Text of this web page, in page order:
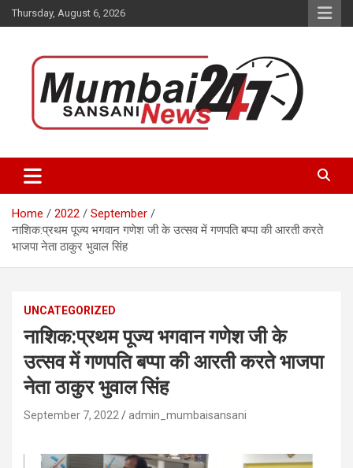
Skip
to
Thursday, August 6, 2026
Mumbai Sansani
time updates on recent news around the World.
Home 2022
September
नाशिक:प्रथम पूज्य भगवान गणेश जी के उत्सव में गणपति बप्पा की आरती करते
भाजपा नेता ठाकुर भुवाल सिंह
UNCATEGORIZED
नाशिक:प्रथम पूज्य भगवान गणेश जी के
उत्सव में गणपति बप्पा की आरती करते भाजपा
नेता ठाकुर भुवाल सिंह
September 7, 2022 admin_mumbaisansani